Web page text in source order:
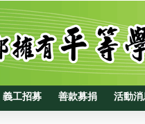
義工招募 善款募捐 活動消